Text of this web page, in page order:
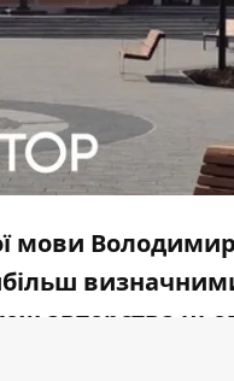
мови
авторства